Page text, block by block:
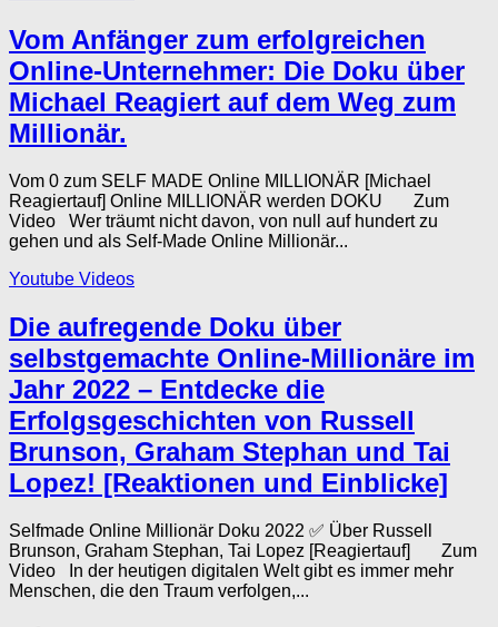
Vom Anfänger zum erfolgreichen
Online-Unternehmer: Die Doku über
Michael Reagiert auf dem Weg zum
Millionär.
Vom 0 zum SELF MADE Online MILLIONÄR [Michael
Reagiertauf] Online MILLIONÄR werden DOKU Zum
Video Wer träumt nicht davon, von null auf hundert zu
gehen und als Self-Made Online Millionär...
Youtube Videos
Die aufregende Doku über
selbstgemachte Online-Millionäre im
Jahr 2022 – Entdecke die
Erfolgsgeschichten von Russell
Brunson, Graham Stephan und Tai
Lopez! [Reaktionen und Einblicke]
Selfmade Online Millionär Doku 2022 ✅ Über Russell
Brunson, Graham Stephan, Tai Lopez [Reagiertauf] Zum
Video In der heutigen digitalen Welt gibt es immer mehr
Menschen, die den Traum verfolgen,...